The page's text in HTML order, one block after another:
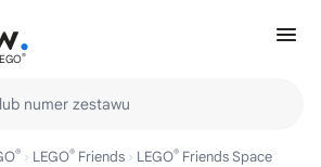
®
numer zestawu
® LEGO® Friends LEGO® Friends Space